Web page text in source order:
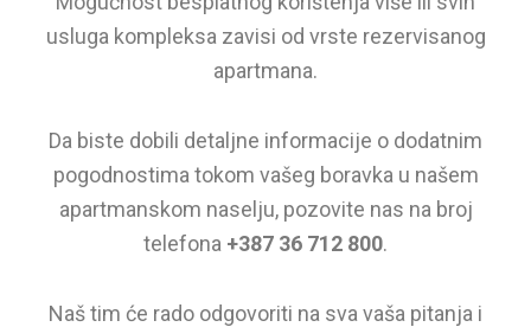
usluga kompleksa zavisi od vrste rezervisanog
apartmana.
Da biste dobili detaljne informacije o dodatnim
pogodnostima tokom vašeg boravka u našem
apartmanskom naselju, pozovite nas na broj
telefona +387 36 712 800.
Naš tim će rado odgovoriti na sva vaša pitanja i